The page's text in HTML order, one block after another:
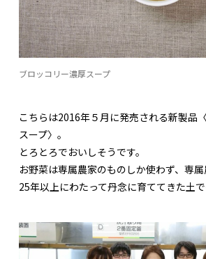
ブロッコリー濃厚スープ
こちらは2016年５月に発売される新製品
スープ〉。
とろとろでおいしそうです。
お野菜は専属農家のものしか使わず、専
25年以上にわたって丹念に育ててきた土で